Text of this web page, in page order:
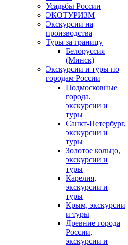
Усадьбы России
ЭКОТУРИЗМ
Экскурсии на
производства
Туры за границу
Белоруссия
(Минск)
Экскурсии и туры по
городам России
Подмосковные
города,
экскурсии и
туры
Санкт-Петербург,
экскурсии и
туры
Золотое кольцо,
экскурсии и
туры
Карелия,
экскурсии и
туры
Крым, экскурсии
и туры
Древние города
России,
экскурсии и